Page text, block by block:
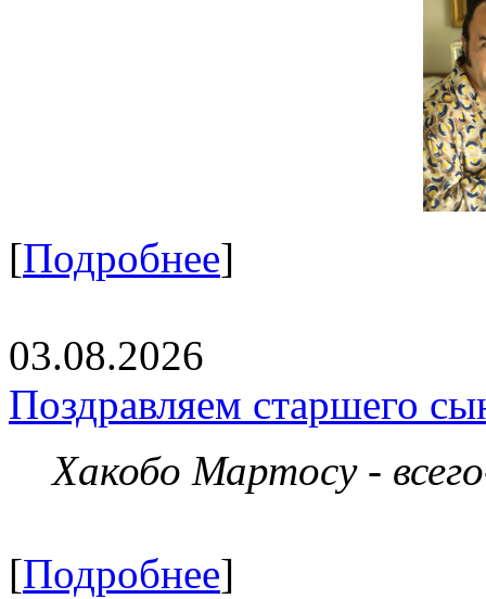
[Подробнее]
03.08.2026
Поздравляем старшего
Хакобо Мартосу -
[Подробнее]